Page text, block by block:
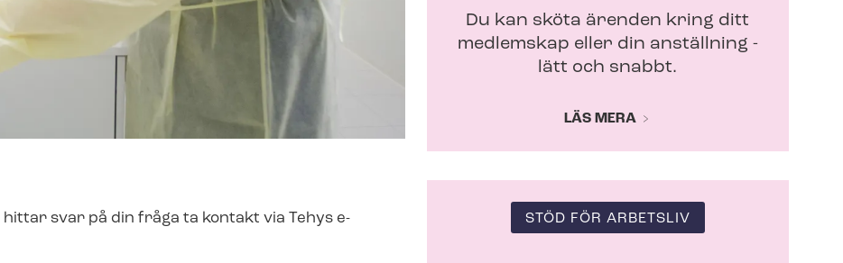
svar på din fråga ta kontakt via Tehys e-
Du kan sköta ärenden kring ditt
medlemskap eller din anställning -
lätt och snabbt.
LÄS MERA
STÖD FÖR ARBETSLIV